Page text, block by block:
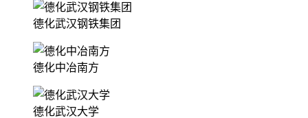
德化武汉钢铁集团
德化中冶南方
德化武汉大学